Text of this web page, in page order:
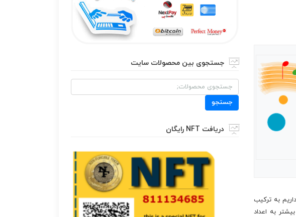
به ترکیب
به اعداد
جستجوی بین محصولات سایت
جستجو
برای:
جستجو
دریافت NFT رایگان